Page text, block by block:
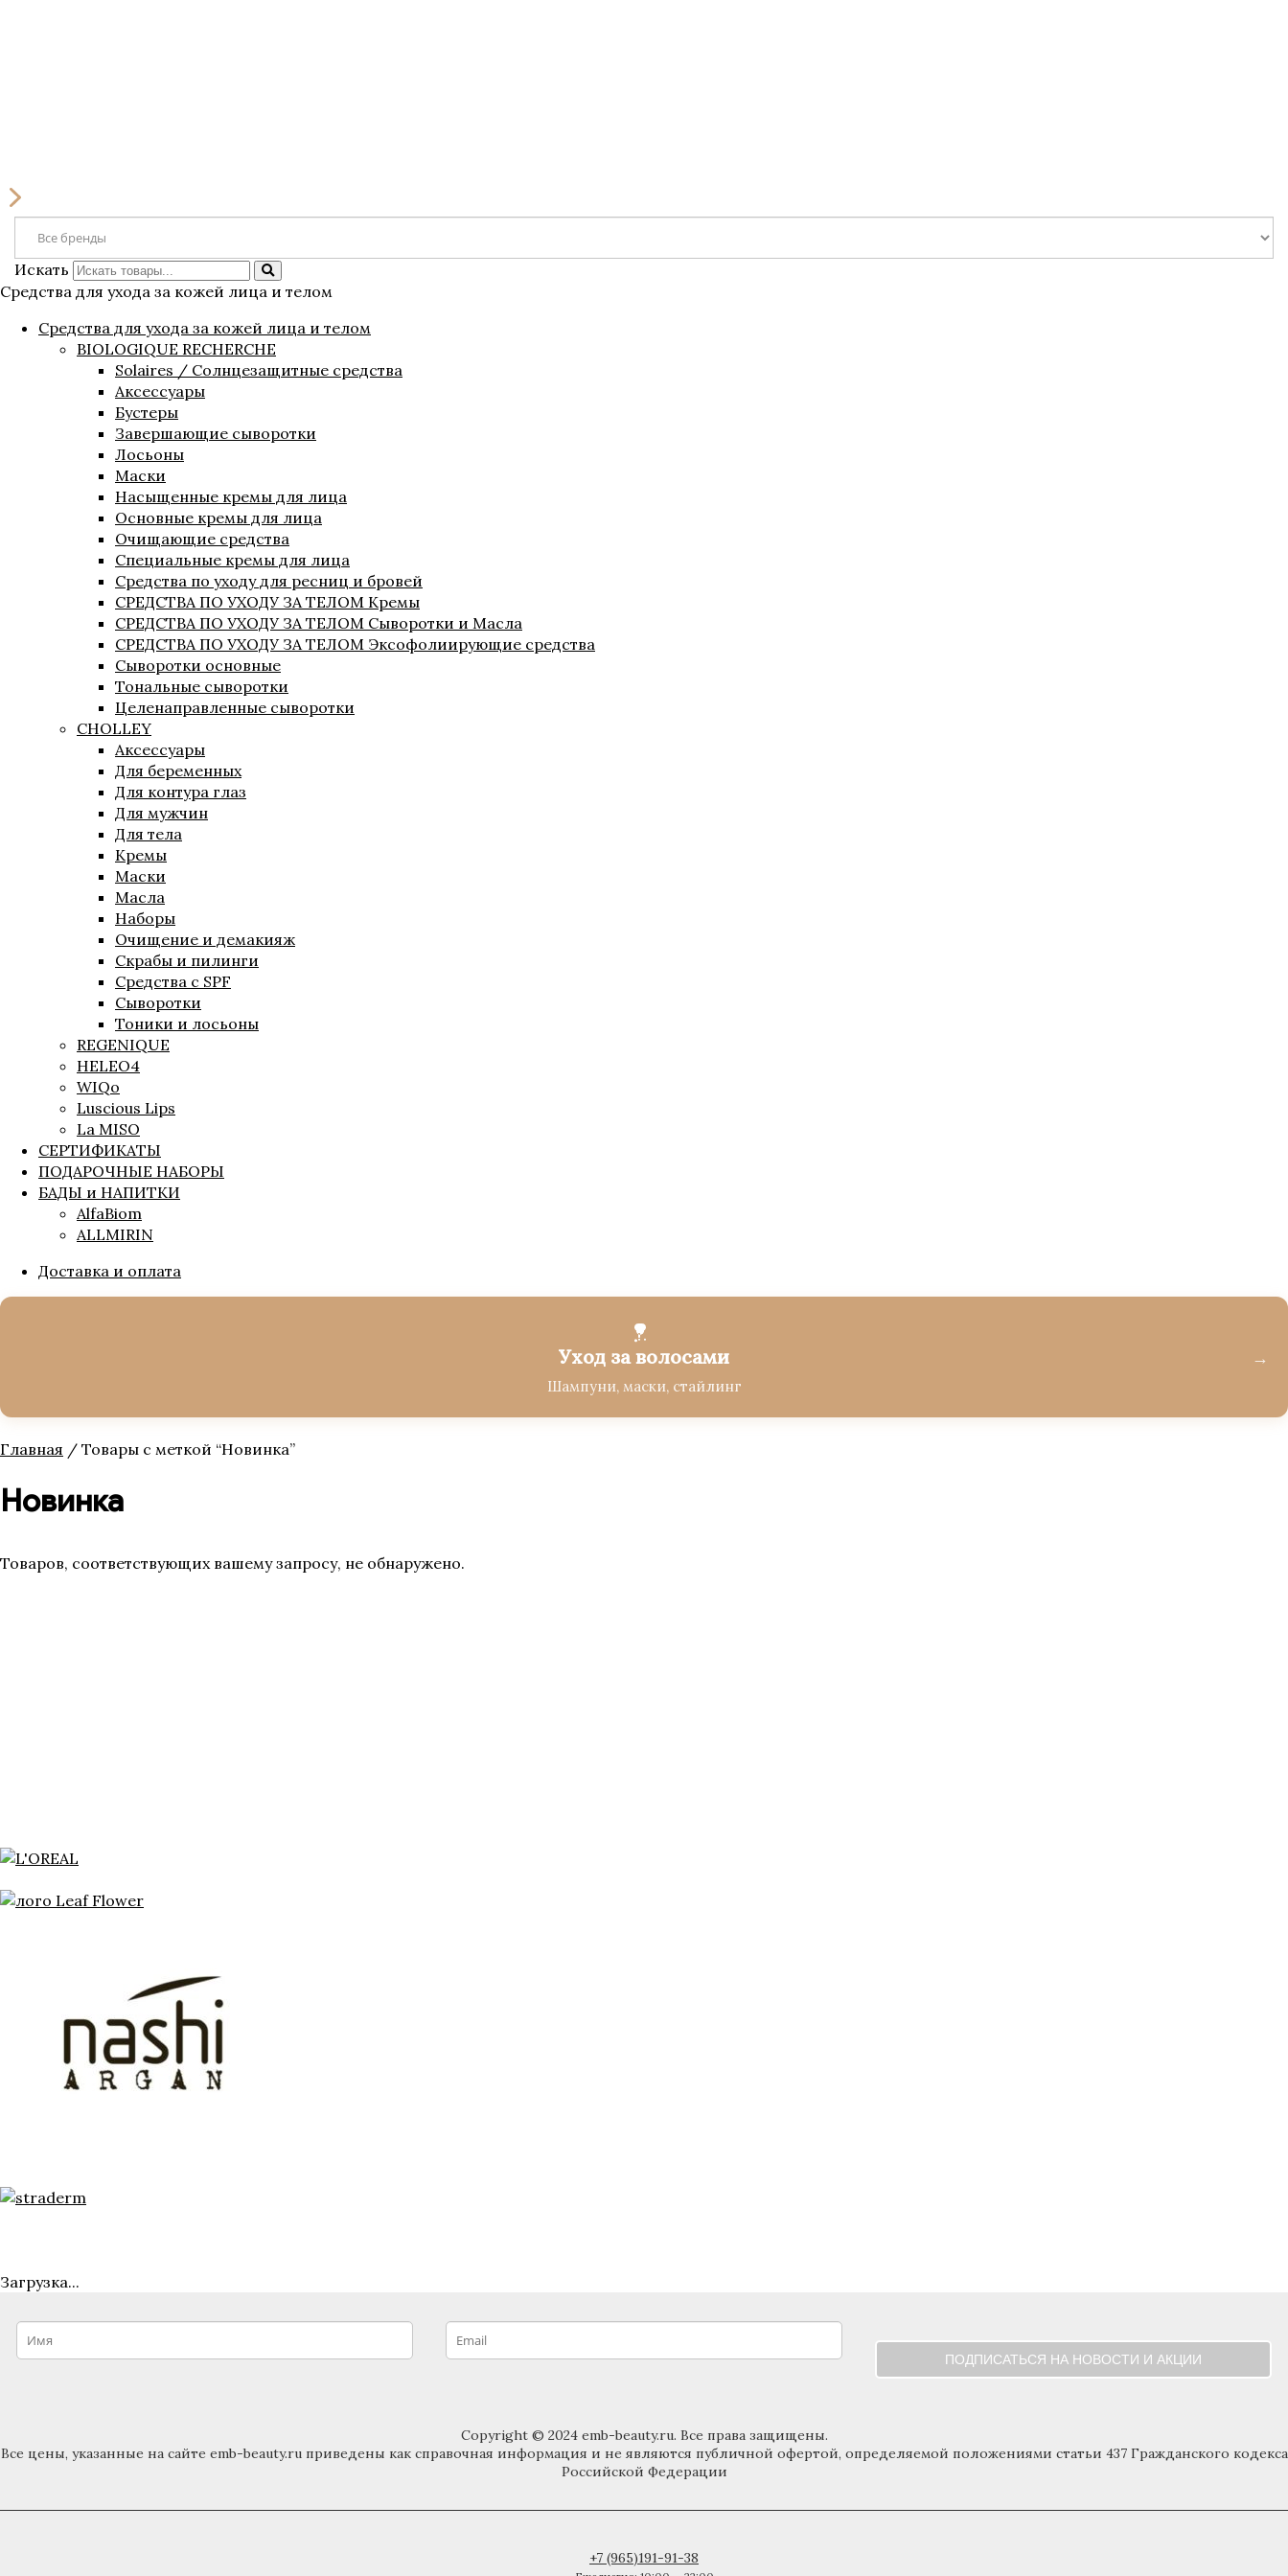
Искать
Средства для ухода за кожей лица и телом
Средства для ухода за кожей лица и телом
BIOLOGIQUE RECHERCHE
Solaires / Солнцезащитные средства
Аксессуары
Бустеры
Завершающие сыворотки
Лосьоны
Маски
Насыщенные кремы для лица
Основные кремы для лица
Очищающие средства
Специальные кремы для лица
Средства по уходу для ресниц и бровей
СРЕДСТВА ПО УХОДУ ЗА ТЕЛОМ Кремы
СРЕДСТВА ПО УХОДУ ЗА ТЕЛОМ Сыворотки и Масла
СРЕДСТВА ПО УХОДУ ЗА ТЕЛОМ Эксофолиирующие средства
Сыворотки основные
Тональные сыворотки
Целенаправленные сыворотки
CHOLLEY
Аксессуары
Для беременных
Для контура глаз
Для мужчин
Для тела
Кремы
Маски
Масла
Наборы
Очищение и демакияж
Скрабы и пилинги
Средства с SPF
Сыворотки
Тоники и лосьоны
REGENIQUE
HELEO4
WIQo
Luscious Lips
La MISO
СЕРТИФИКАТЫ
ПОДАРОЧНЫЕ НАБОРЫ
БАДЫ и НАПИТКИ
AlfaBiom
ALLMIRIN
Доставка и оплата
Уход за волосами
Шампуни, маски, стайлинг
Главная / Товары с меткой “Новинка”
Новинка
Товаров, соответствующих вашему запросу, не обнаружено.
Загрузка...
ПОДПИСАТЬСЯ НА НОВОСТИ И АКЦИИ
Copyright © 2024 emb-beauty.ru. Все права защищены.
Все цены, указанные на сайте emb-beauty.ru приведены как справочная информация и не являются публичной офертой, определяемой положениями статьи 437 Гражданского кодекса
Российской Федерации
+7 (965)191-91-38